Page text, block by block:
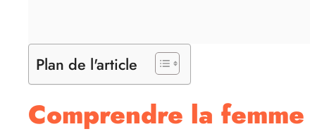
Plan de l'article
Comprendre la